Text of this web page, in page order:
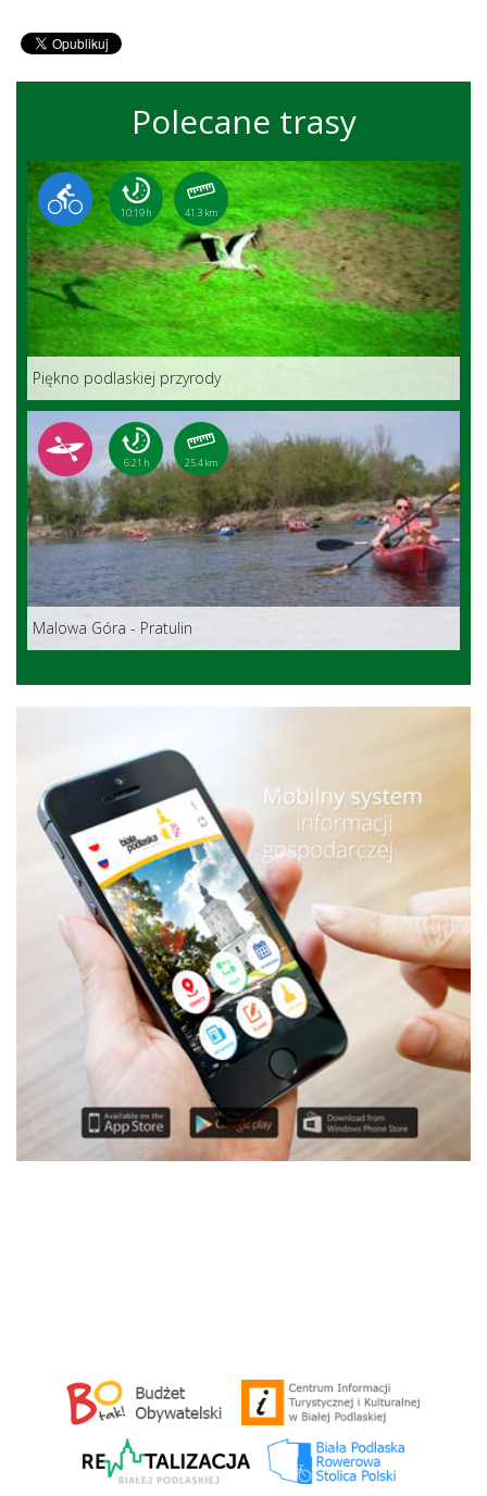
Polecane trasy
10:19 h 41.3 km
Piękno podlaskiej przyrody
6:21 h 25.4 km
Malowa Góra - Pratulin